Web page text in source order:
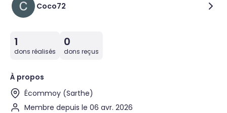
Coco72
1
dons réalisés
0
dons reçus
À propos
Écommoy (Sarthe)
Membre depuis le 06 avr. 2026